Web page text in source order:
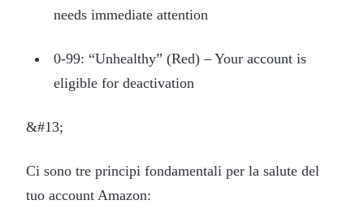
needs immediate attention
0-99: “Unhealthy” (Red) – Your account is
eligible for deactivation
&#13;
Ci sono tre principi fondamentali per la salute del
tuo account Amazon: